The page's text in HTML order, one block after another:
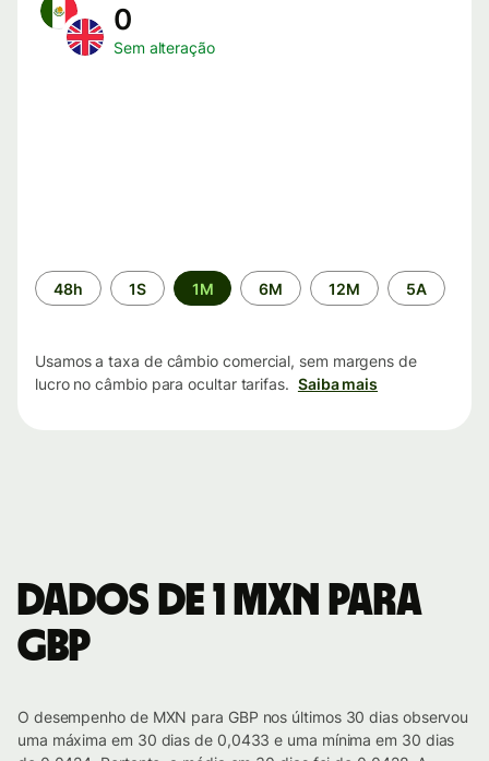
0
Sem alteração
Período
de
48h 1S 1M 6M 12M 5A
Usamos a taxa de câmbio comercial, sem margens de
lucro no câmbio para ocultar tarifas. Saiba mais
Dados de 1 MXN para
GBP
O desempenho de MXN para GBP nos últimos 30 dias observou
uma máxima em 30 dias de 0,0433 e uma mínima em 30 dias